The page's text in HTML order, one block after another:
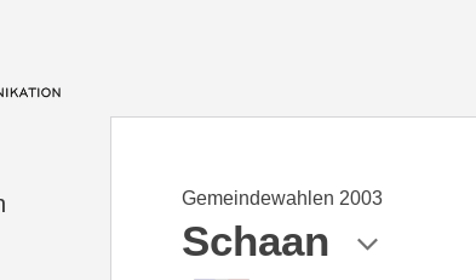
Gemeindewahlen 2003
Schaan